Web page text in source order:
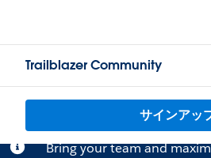
Trailblazer Community
サインアッ
Bring your team and